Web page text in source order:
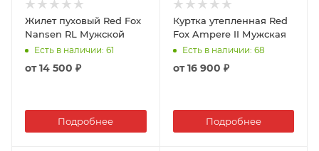
Жилет пуховый Red Fox
Nansen RL Мужской
Есть в наличии: 61
от14 500 ₽
Подробнее
Куртка утепленная Red
Fox Ampere II Мужская
Есть в наличии: 68
от16 900 ₽
Подробнее